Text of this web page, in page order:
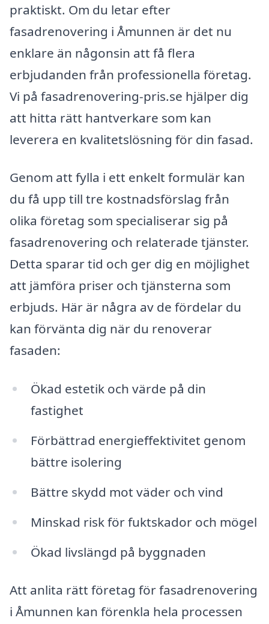
praktiskt. Om du letar efter
fasadrenovering i Åmunnen är det nu
enklare än någonsin att få flera
erbjudanden från professionella företag.
Vi på fasadrenovering-pris.se hjälper dig
att hitta rätt hantverkare som kan
leverera en kvalitetslösning för din fasad.
Genom att fylla i ett enkelt formulär kan
du få upp till tre kostnadsförslag från
olika företag som specialiserar sig på
fasadrenovering och relaterade tjänster.
Detta sparar tid och ger dig en möjlighet
att jämföra priser och tjänsterna som
erbjuds. Här är några av de fördelar du
kan förvänta dig när du renoverar
fasaden:
Ökad estetik och värde på din
fastighet
Förbättrad energieffektivitet genom
bättre isolering
Bättre skydd mot väder och vind
Minskad risk för fuktskador och mögel
Ökad livslängd på byggnaden
Att anlita rätt företag för fasadrenovering
i Åmunnen kan förenkla hela processen